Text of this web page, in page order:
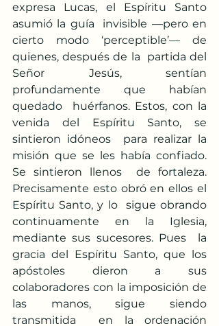
expresa Lucas, el Espíritu Santo
asumió la guía  invisible —pero en
cierto modo ‘perceptible’— de
quienes, después de la  partida del
Señor Jesús, sentían
profundamente que habían
quedado  huérfanos. Estos, con la
venida del Espíritu Santo, se
sintieron idóneos  para realizar la
misión que se les había confiado.
Se sintieron llenos  de fortaleza.
Precisamente esto obró en ellos el
Espíritu Santo, y lo  sigue obrando
continuamente en la Iglesia,
mediante sus sucesores. Pues  la
gracia del Espíritu Santo, que los
apóstoles dieron a sus
colaboradores con la imposición de
las manos, sigue siendo
transmitida  en la ordenación